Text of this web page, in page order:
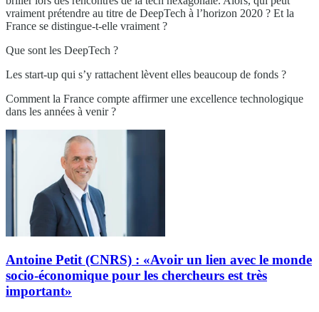
vraiment prétendre au titre de DeepTech à l’horizon 2020 ? Et la
France se distingue-t-elle vraiment ?
Que sont les DeepTech ?
Les start-up qui s’y rattachent lèvent elles beaucoup de fonds ?
Comment la France compte affirmer une excellence technologique
dans les années à venir ?
Antoine Petit (CNRS) : «Avoir un lien avec le monde
socio-économique pour les chercheurs est très
important»